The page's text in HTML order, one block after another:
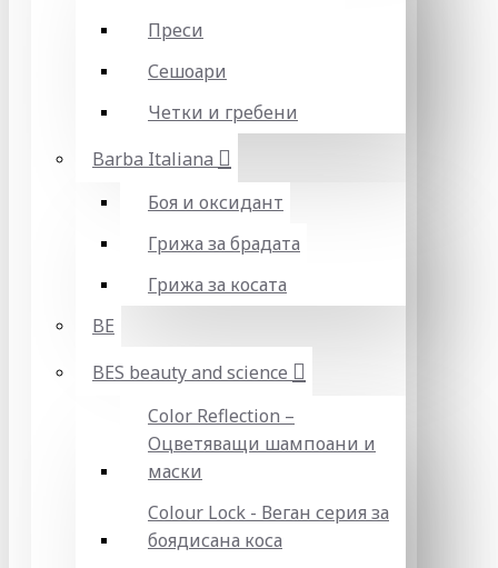
Преси
Сешоари
Четки и гребени
Barba Italiana
Боя и оксидант
Грижа за брадата
Грижа за косата
BE
BES beauty and science
Color Reflection –
Оцветяващи шампоани и
маски
Colour Lock - Веган серия за
боядисана коса